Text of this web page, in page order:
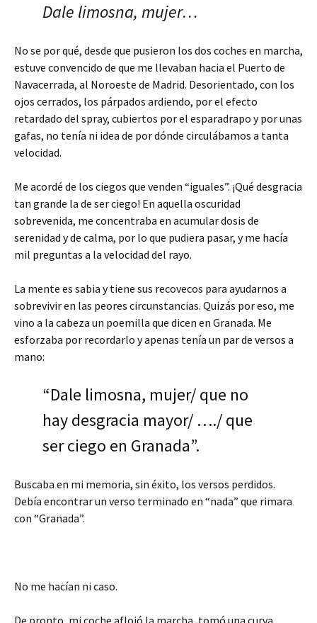
Dale limosna, mujer…
No se por qué, desde que pusieron los dos coches en marcha,
estuve convencido de que me llevaban hacia el Puerto de
Navacerrada, al Noroeste de Madrid. Desorientado, con los
ojos cerrados, los párpados ardiendo, por el efecto
retardado del spray, cubiertos por el esparadrapo y por unas
gafas, no tenía ni idea de por dónde circulábamos a tanta
velocidad.
Me acordé de los ciegos que venden “iguales”. ¡Qué desgracia
tan grande la de ser ciego! En aquella oscuridad
sobrevenida, me concentraba en acumular dosis de
serenidad y de calma, por lo que pudiera pasar, y me hacía
mil preguntas a la velocidad del rayo.
La mente es sabia y tiene sus recovecos para ayudarnos a
sobrevivir en las peores circunstancias. Quizás por eso, me
vino a la cabeza un poemilla que dicen en Granada. Me
esforzaba por recordarlo y apenas tenía un par de versos a
mano:
“Dale limosna, mujer/ que no
hay desgracia mayor/ …./ que
ser ciego en Granada”.
Buscaba en mi memoria, sin éxito, los versos perdidos.
Debía encontrar un verso terminado en “nada” que rimara
con “Granada”.
No me hacían ni caso.
De pronto, mi coche aflojó la marcha, tomó una curva